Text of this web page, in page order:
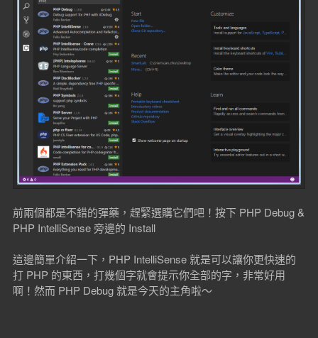
前兩個都是不錯的彈藥，趕緊選購它們吧！按下 PHP Debug &
PHP IntelliSense 旁邊的 Install
這邊簡單介紹一下，PHP IntelliSense 就是可以讓你更快速的
打 PHP 的東西，打幾個字就會提示你全部的字，非常好用
啊！然而 PHP Debug 就是今天的主角啦～